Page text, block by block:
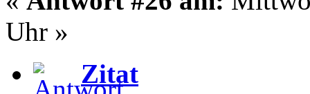
Uhr »
Zitat